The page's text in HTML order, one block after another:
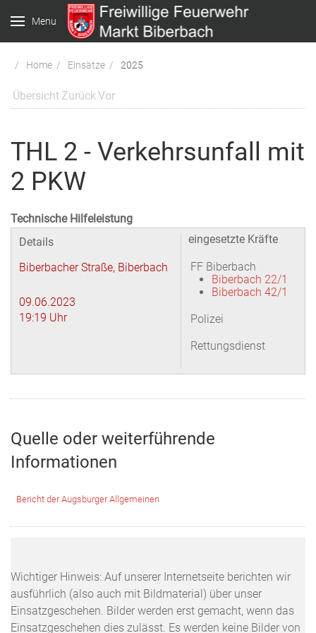
Menu
Home Einsätze 2025
Übersicht ZurückVor
THL 2 - Verkehrsunfall mit
2 PKW
Technische Hilfeleistung
Details
Biberbacher Straße, Biberbach
09.06.2023
19:19 Uhr
eingesetzte Kräfte
FF Biberbach
Biberbach 22/1
Biberbach 42/1
Polizei
Rettungsdienst
Quelle oder weiterführende
Informationen
Bericht der Augsburger Allgemeinen
Wichtiger Hinweis: Auf unserer Internetseite berichten wir
ausführlich (also auch mit Bildmaterial) über unser
Einsatzgeschehen. Bilder werden erst gemacht, wenn das
Einsatzgeschehen dies zulässt. Es werden keine Bilder von